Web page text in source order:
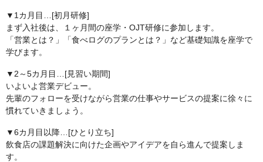
▼1カ月目…[初月研修]
まず入社後は、１ヶ月間の座学・OJT研修に参加します。
「営業とは？」「食べログのプランとは？」など基礎知識を座学で
学びます。
▼2～5カ月目…[見習い期間]
いよいよ営業デビュー。
先輩のフォローを受けながら営業の仕事やサービスの提案に徐々に
慣れていきましょう。
▼6カ月目以降…[ひとり立ち]
飲食店の課題解決に向けた企画やアイデアを自ら進んで提案しま
す。